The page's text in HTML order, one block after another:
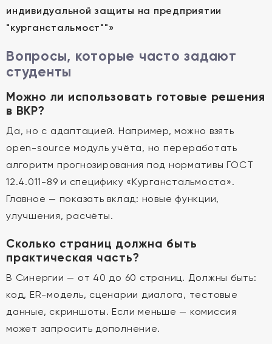
индивидуальной защиты на предприятии
"курганстальмост""»
Вопросы, которые часто задают
студенты
Можно ли использовать готовые решения
в ВКР?
Да, но с адаптацией. Например, можно взять
open-source модуль учёта, но переработать
алгоритм прогнозирования под нормативы ГОСТ
12.4.011-89 и специфику «Курганстальмоста».
Главное — показать вклад: новые функции,
улучшения, расчёты.
Сколько страниц должна быть
практическая часть?
В Синергии — от 40 до 60 страниц. Должны быть:
код, ER-модель, сценарии диалога, тестовые
данные, скриншоты. Если меньше — комиссия
может запросить дополнение.